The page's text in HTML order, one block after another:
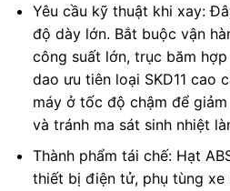
Yêu cầu kỹ thuật khi xay:
độ dày lớn. Bắt buộc vận
công suất lớn, trục băm
dao ưu tiên loại SKD11 cao
máy ở tốc độ chậm để
và tránh ma sát sinh nhiệt
Thành phẩm tái chế: Hạt
thiết bị điện tử, phụ tùng xe